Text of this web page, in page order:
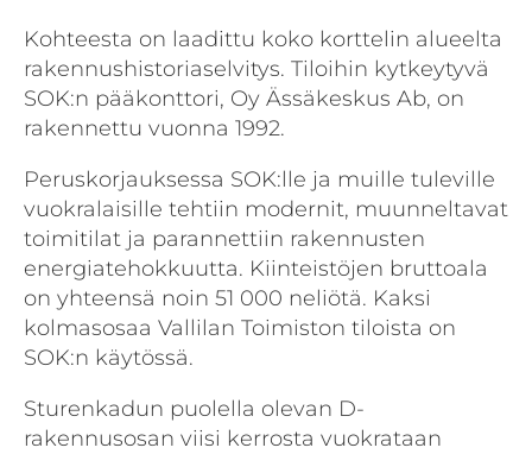
Kohteesta on laadittu koko korttelin alueelta
rakennushistoriaselvitys. Tiloihin kytkeytyvä
SOK:n pääkonttori, Oy Ässäkeskus Ab, on
rakennettu vuonna 1992.
Peruskorjauksessa SOK:lle ja muille tuleville
vuokralaisille tehtiin modernit, muunneltavat
toimitilat ja parannettiin rakennusten
energiatehokkuutta. Kiinteistöjen bruttoala
on yhteensä noin 51 000 neliötä. Kaksi
kolmasosaa Vallilan Toimiston tiloista on
SOK:n käytössä.
Sturenkadun puolella olevan D-
rakennusosan viisi kerrosta vuokrataan